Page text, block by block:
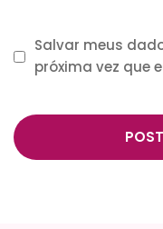
Salvar meus
próxima vez que